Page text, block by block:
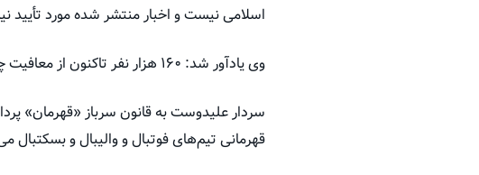
اسلامی نیست و اخبار منتشر شده مورد تأیید
وی یادآور شد: ۱۶۰ هزار نفر تاکنون از معافیت چند فرزندی اقدام کرده‌اند.
سردار علیدوست به قانون سرباز «قهرمان»
قهرمانی تیم‌های فوتبال و والیبال و بسکتبال